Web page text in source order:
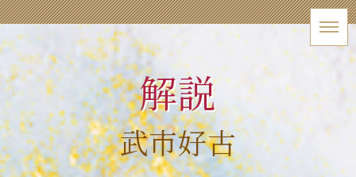
解説
武市好古